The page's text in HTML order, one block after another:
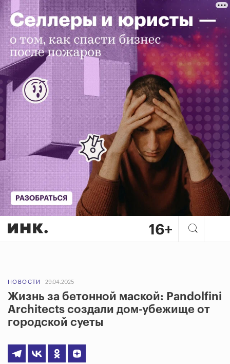
НОВОСТИ 29.04.2025
Жизнь за бетонной маской: Pandolfini
Architects создали дом-убежище от
городской суеты